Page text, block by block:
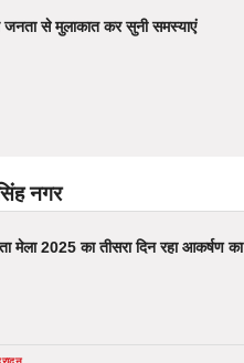
जनता से मुलाकात कर सुनी समस्याएं
नगर
मेला 2025 का तीसरा दिन रहा आकर्षण का